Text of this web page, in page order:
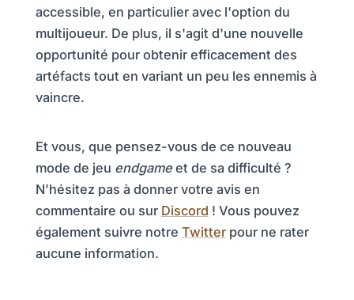
accessible, en particulier avec l'option du
multijoueur. De plus, il s'agit d'une nouvelle
opportunité pour obtenir efficacement des
artéfacts tout en variant un peu les ennemis à
vaincre.
Et vous, que pensez-vous de ce nouveau
mode de jeu endgameet de sa difficulté ?
N’hésitez pas à donner votre avis en
commentaire ou sur Discord ! Vous pouvez
également suivre notre Twitterpour ne rater
aucune information.